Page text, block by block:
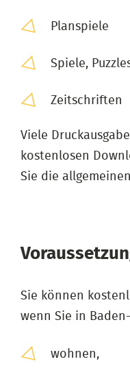
Planspiele
Spiele,
Zeitschriften
Viele
kostenlosen
Sie die
Sie können
wenn Sie in
wohnen,